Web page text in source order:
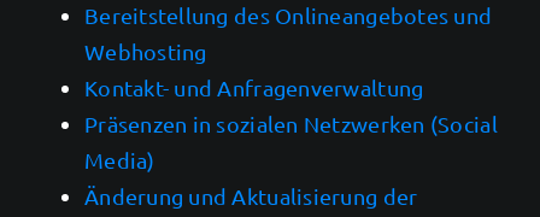
Bereitstellung des Onlineangebotes und
Webhosting
Kontakt- und Anfragenverwaltung
Präsenzen in sozialen Netzwerken (Social
Media)
Änderung und Aktualisierung der